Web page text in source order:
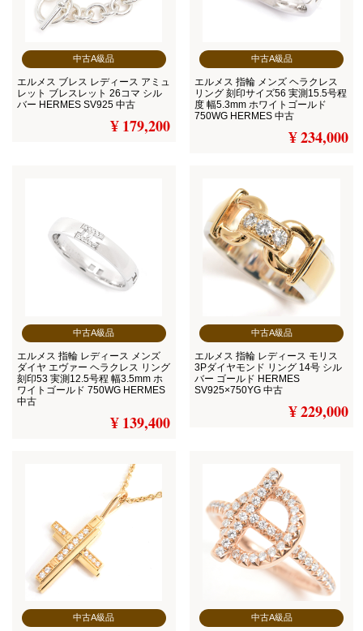
中古A級品
エルメス ブレス レディース アミュ
レット ブレスレット 26コマ シル
バー HERMES SV925 中古
¥ 179,200
中古A級品
エルメス 指輪 メンズ ヘラクレス
リング 刻印サイズ56 実測15.5号程
度 幅5.3mm ホワイトゴールド
750WG HERMES 中古
¥ 234,000
中古A級品
エルメス 指輪 レディース メンズ
ダイヤ エヴァー ヘラクレス リング
刻印53 実測12.5号程 幅3.5mm ホ
ワイトゴールド 750WG HERMES
中古
¥ 139,400
中古A級品
エルメス 指輪 レディース モリス
3Pダイヤモンド リング 14号 シル
バー ゴールド HERMES
SV925×750YG 中古
¥ 229,000
中古A級品 中古A級品